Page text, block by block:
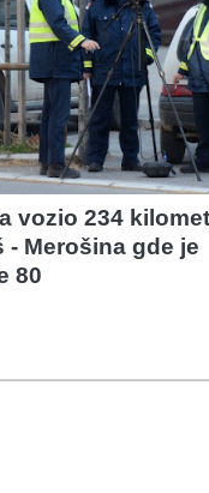
vozio 234
- Merošina gde je
80